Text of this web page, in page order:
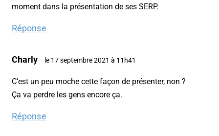
moment dans la présentation de ses SERP.
Réponse
Charly le 17 septembre 2021 à 11h41
C’est un peu moche cette façon de présenter, non ?
Ça va perdre les gens encore ça.
Réponse